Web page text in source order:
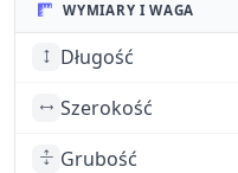
WYMIARY I WAGA
Długość
Szerokość
Grubość